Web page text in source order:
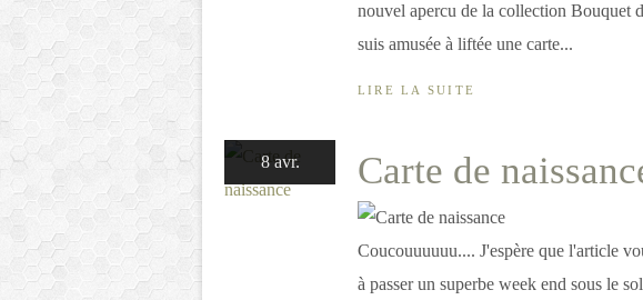
nouvel apercu de la collection Bouquet
suis amusée à liftée une carte...
LIRE LA SUITE
8 avr. Carte de
Coucouuuuuu.... J'espère que l'article
à passer un superbe week end sous le